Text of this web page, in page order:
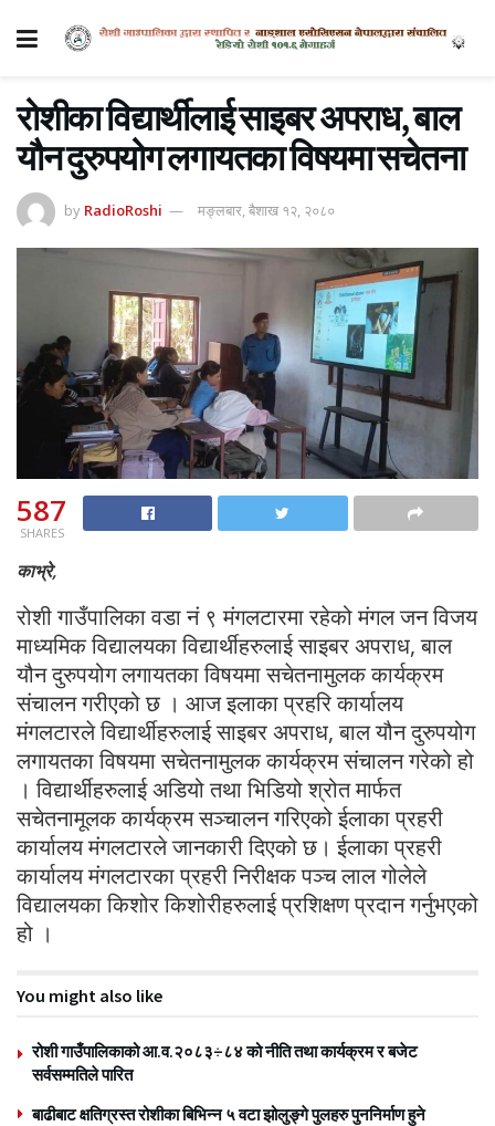
रोशीका विद्यार्थीलाई साइबर अपराध, बाल
यौन दुरुपयोग लगायतका विषयमा सचेतना
by RadioRoshi मङ्लबार, बैशाख १२, २०८०
587
SHARES
काभ्रे,
रोशी गाउँपालिका वडा नं ९ मंगलटारमा रहेको मंगल जन विजय
माध्यमिक विद्यालयका विद्यार्थीहरुलाई साइबर अपराध, बाल
यौन दुरुपयोग लगायतका विषयमा सचेतनामुलक कार्यक्रम
संचालन गरीएको छ । आज इलाका प्रहरि कार्यालय
मंगलटारले विद्यार्थीहरुलाई साइबर अपराध, बाल यौन दुरुपयोग
लगायतका विषयमा सचेतनामुलक कार्यक्रम संचालन गरेको हो
। विद्यार्थीहरुलाई अडियो तथा भिडियो श्रोत मार्फत
सचेतनामूलक कार्यक्रम सञ्चालन गरिएको ईलाका प्रहरी
कार्यालय मंगलटारले जानकारी दिएको छ। ईलाका प्रहरी
कार्यालय मंगलटारका प्रहरी निरीक्षक पञ्च लाल गोलेले
विद्यालयका किशोर किशोरीहरुलाई प्रशिक्षण प्रदान गर्नुभएको
हो ।
You might also like
रोशी गाउँपालिकाको आ.व.२०८३÷८४ को नीति तथा कार्यक्रम र बजेट
सर्वसम्मतिले पारित
बाढीबाट क्षतिग्रस्त रोशीका बिभिन्न ५ वटा झोलुङ्गे पुलहरु पुननिर्माण हुने